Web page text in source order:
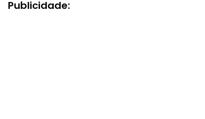
Publicidade: